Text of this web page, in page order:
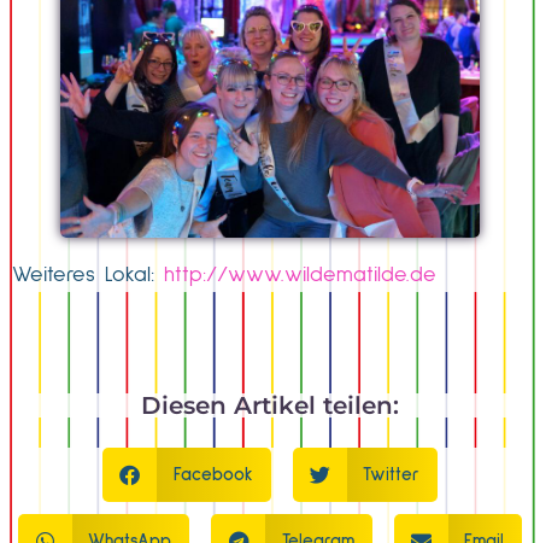
Weiteres Lokal: http://www.wildematilde.de
Diesen Artikel teilen:
Facebook Twitter